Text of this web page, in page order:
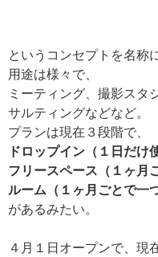
というコンセプトを名称
用途は様々で、
ミーティング、撮影スタ
サルティングなどなど。
プランは現在３段階で、
ドロップイン（１日だけ
フリースペース（１ヶ月
ルーム（１ヶ月ごとで一
があるみたい。
４月１日オープンで、現